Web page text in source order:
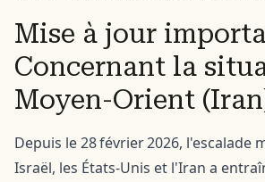
Mise à jour
Concernant la
Moyen-Orient
Depuis le 28 février 2026, l'escalade
Israël, les États‑Unis et l'Iran a